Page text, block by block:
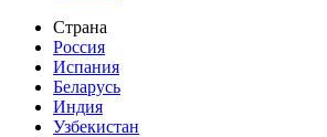
Страна
Россия
Испания
Беларусь
Индия
Узбекистан